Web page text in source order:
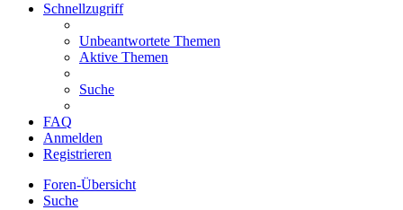
Schnellzugriff
Unbeantwortete Themen
Aktive Themen
Suche
FAQ
Anmelden
Registrieren
Foren-Übersicht
Suche